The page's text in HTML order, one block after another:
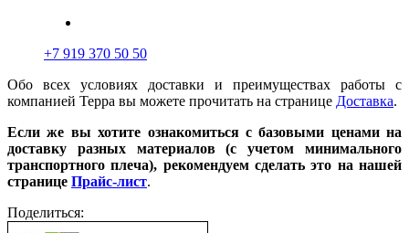
+7 919 370 50 50
Обо всех условиях доставки и преимуществах работы с
компанией Терра вы можете прочитать на странице Доставка.
Если же вы хотите ознакомиться с базовыми ценами на
доставку разных материалов (с учетом минимального
транспортного плеча), рекомендуем сделать это на нашей
странице Прайс-лист.
Поделиться: